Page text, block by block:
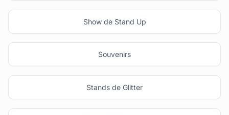
Show de Stand Up
Souvenirs
Stands de Glitter